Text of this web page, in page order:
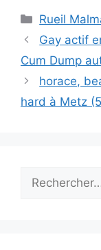
Catégories
Rueil
Gay actif
Cum Dump
horace,
hard à Metz